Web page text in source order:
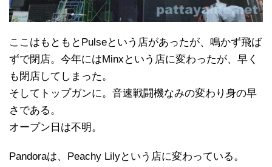
ここはもともとPulseという店があったが、鳴かず飛ば
ずで閉店。今年にはMinxという店に変わったが、早く
も閉店してしまった。
そしてトップガンに。音速戦闘機なみの変わり身の早
さである。
オープン日は不明。
Pandoraは、Peachy Lilyという店に変わっている。